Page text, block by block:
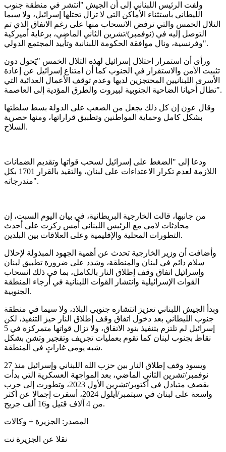
ولفت الرئيس اللبناني إلى أن الجيش "انتشر في منطقة جنوب
الليطاني باستثناء الأماكن التي لا تزال تحتلها إسرائيل، ولا سيما
التلال الخمس والتي ترفض الانسحاب منها على رغم الاتفاق الذي تم
التوصل إليه في (نوفمبر)/تشرين الثاني الماضي، برعاية أميركية
وفرنسية، ونال موافقة الحكومة اللبنانية وتأييد المجتمع الدولي".
ورأى أن استمرار احتلال إسرائيل لهذه التلال الخمس "يَحول دون
تثبيت الأمن والاستقرار في الجنوب كما أن امتناع إسرائيل عن إعادة
الأسرى اللبنانيين المحتجزين لديها وعدم توقف الأعمال العدائية التي
تطال أحيانا الضاحية الجنوبية لبيروت والطرق المؤدية إلى العاصمة".
وقال عون إن كل ذلك يجعل من الصعب على الدولة بسط سلطتها
بشكل كامل وحماية المواطنين وتطبيق قراراتها، ومنها حصرية
السلاح.
ودعا إلى "الضغط على إسرائيل لسحب قواتها وتقديم الضمانات
اللازمة لعدم تكرار الاعتداءات على لبنان، والتقيد بالقرار 1701 بكل
مندرجاته".
من جانبها، قالت الخارجية البريطانية، في بيان اليوم السبت، إن
محادثات لامي مع الرئيس اللبناني أمس ركزت على أحدث
التطورات المحلية والإقليمية وعلى العلاقات بين البلدين.
وأضافت أن وزير الخارجية تحدث عن أهمية الجهود المبذولة لإحلال
سلام دائم في لبنان والمنطقة، وشدد على ضرورة تطبيق لبنان
وإسرائيل اتفاق وقف إطلاق النار بالكامل، بما في ذلك انسحاب
القوات الإسرائيلية وانتشار القوات اللبنانية في أرجاء المنطقة
الجنوبية.
وبدأ الجيش اللبناني تعزيز انتشاره جنوبي البلاد، ولا سيما في منطقة
جنوب الليطاني بعد دخول اتفاق وقف إطلاق النار حيز التنفيذ، لكن
إسرائيل لم تلتزم بتنفيذ بنود الاتفاق، ولا تزال قواتها متمركزة في 5
نقاط بجنوب لبنان كما تقوم بعمليات تجريف وتفجير وتشن بشكل
شبه يومي غاراتٍ في المنطقة.
ويسود وقف إطلاق النار بين حزب الله اللبناني وإسرائيل منذ 27
نوفمبر/تشرين الثاني الماضي، بعد المواجهة العسكرية التي بدأت
بقصف متبادل في أكتوبر/تشرين الأول 2023، وتطورت إلى حرب
واسعة على لبنان في سبتمبر/أيلول 2024، أسفرت إجمالا عن أكثر
من 4 آلاف قتيل و16 ألف جريح.
المصدر: الجزيرة + وكالات
نقلا عن الجزيرة نت